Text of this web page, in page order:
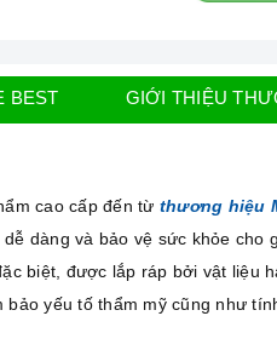
BEST GIỚI THIỆU
cao cấp đến từ thương hiệu
dàng và bảo vệ sức khỏe cho
biệt, được lắp ráp bởi vật liệu
yếu tố thẩm mỹ cũng như